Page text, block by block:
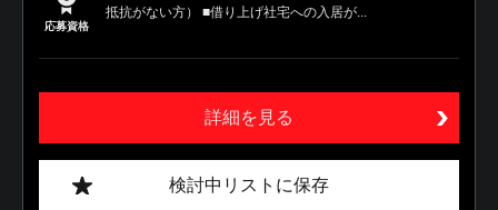
応募資格
抵抗がない方） ■借り上げ社宅への入居が...
詳細を見る
検討中リストに保存